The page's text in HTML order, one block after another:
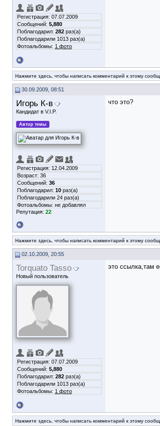
Регистрация: 07.07.2009
Сообщений: 5,880
Поблагодарил: 282 раз(а)
Поблагодарили 1013 раз(а)
Фотоальбомы: 1 фото
Нажмите здесь, чтобы написать комментарий к этому
30.09.2009, 08:51
Игорь К-в
Кандидат в V.I.P.
Автор темы
Регистрация: 12.04.2009
Возраст: 36
Сообщений: 36
Поблагодарил: 10 раз(а)
Поблагодарили 24 раз(а)
Фотоальбомы: не добавлял
Репутация: 22
что это?
Нажмите здесь, чтобы написать комментарий к этому
02.10.2009, 20:55
Torquato Tasso
Новый пользователь
Регистрация: 07.07.2009
Сообщений: 5,880
Поблагодарил: 282 раз(а)
Поблагодарили 1013 раз(а)
Фотоальбомы: 1 фото
это ссылка,там
Нажмите здесь, чтобы написать комментарий к этому